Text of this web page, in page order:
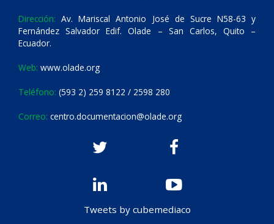
Dirección: Av. Mariscal Antonio José de Sucre N58-63 y
Fernández Salvador Edif. Olade – San Carlos, Quito –
Ecuador.
Web: www.olade.org
Teléfono: (593 2) 259 8122 / 2598 280
Correo: centro.documentacion@olade.org
Tweets by cubemediaco